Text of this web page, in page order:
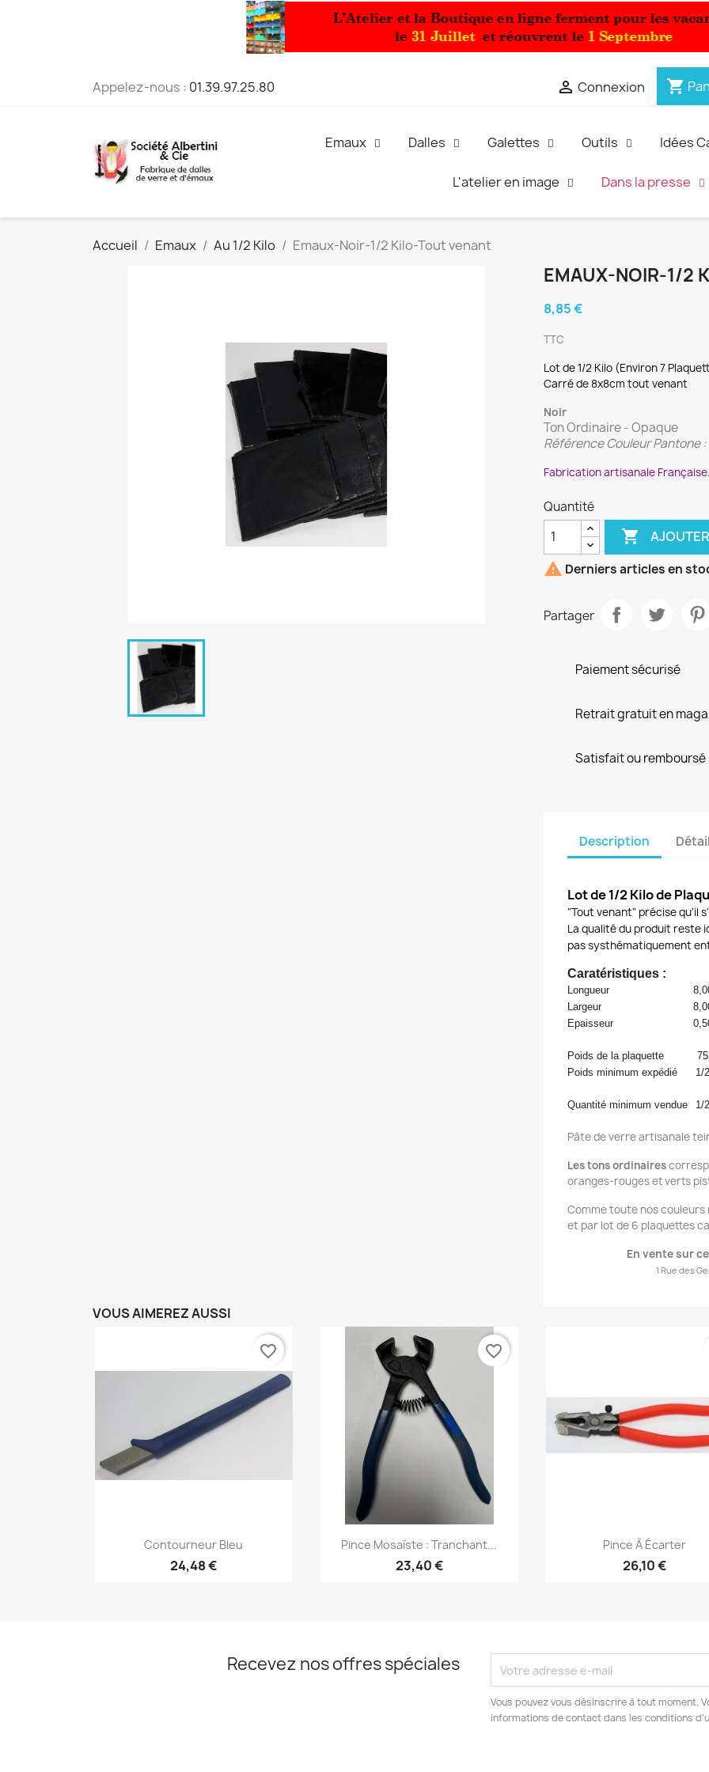
Appelez-nous : 01.39.97.25.80  Connexion shopping_cart
Emaux Dalles Galettes Outils Idées
L'atelier en image Dans la presse
Accueil Emaux Au 1/2 Kilo Emaux-Noir-1/2 Kilo-Tout venant
EMAUX-NOIR-1/2
8,85 €
TTC
Lot de 1/2 Kilo (Environ 7
Carré de 8x8cm tout venant
Noir
Ton Ordinaire - Opaque
Référence Couleur Pantone
Fabrication artisanale Française.
Quantité

 Derniers articles en
Partager
Paiement sécurisé
Retrait gratuit en
Satisfait ou remboursé
Description
Lot de 1/2 Kilo de
"Tout venant" précise qu'il
La qualité du produit reste
pas systhématiquement
Caratéristiques :
Longueur
Largeur
Epaisseur
Poids de la plaquette 75
Poids minimum expédié
1/2
Quantité minimum vendue 1/2
Pâte de verre artisanale
Les tons ordinaires
oranges-rouges et verts
Comme toute nos couleurs
et par lot de 6 plaquettes
En vente sur
1 Rue des
VOUS AIMEREZ AUSSI
Aperçu rapide
Contourneur Bleu
24,48 €
favorite_border
Aperçu rapide
Pince Mosaïste : Tranchant...
23,40 €
favorite_border
Aperçu rapide
Pince À Écarter
26,10 €
Recevez nos offres spéciales
Vous pouvez vous désinscrire à tout moment.
informations de contact dans les conditions